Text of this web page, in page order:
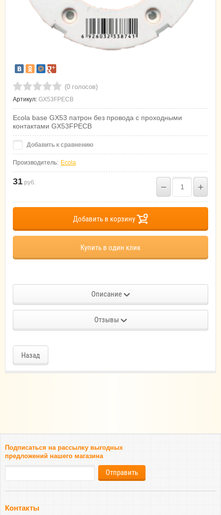
(0 голосов)
Артикул: GX53FPECB
Ecola base GX53 патрон без провода с проходными
контактами GX53FPECB
Добавить к сравнению
Производитель: Ecola
31 руб. − +
Добавить в корзину
Купить в один клик
Описание
Отзывы
Назад
Подписаться на рассылку выгодных
предложений нашего магазина
Отправить
Контакты